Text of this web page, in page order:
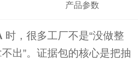
产品参数
时，很多工厂不是“没做整
不出”。证据包的核心是把抽